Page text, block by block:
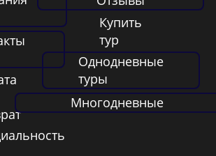
Купить
тур
Однодневные
туры
Многодневные